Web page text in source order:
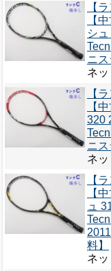
【
【
シ
ニス
ネ
【
【
320
ニス
ネ
【
【
ュ
料】
ネ